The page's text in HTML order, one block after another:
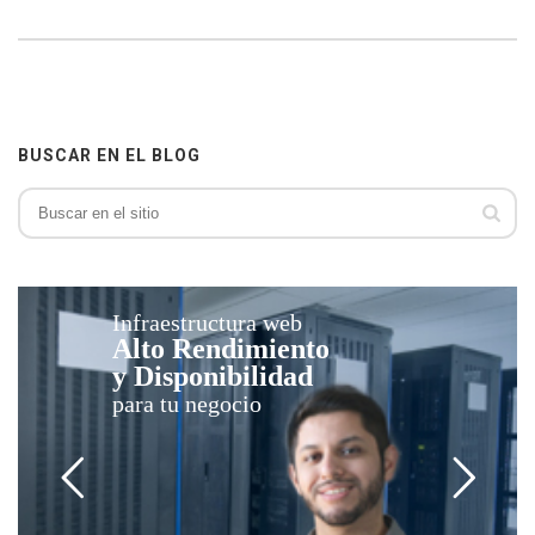
BUSCAR EN EL BLOG
Infraestructura web
Alto Rendimiento
y Disponibilidad
para tu negocio